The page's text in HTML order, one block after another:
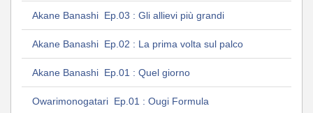
Akane Banashi Ep.03 : Gli allievi più grandi
Akane Banashi Ep.02 : La prima volta sul palco
Akane Banashi Ep.01 : Quel giorno
Owarimonogatari Ep.01 : Ougi Formula